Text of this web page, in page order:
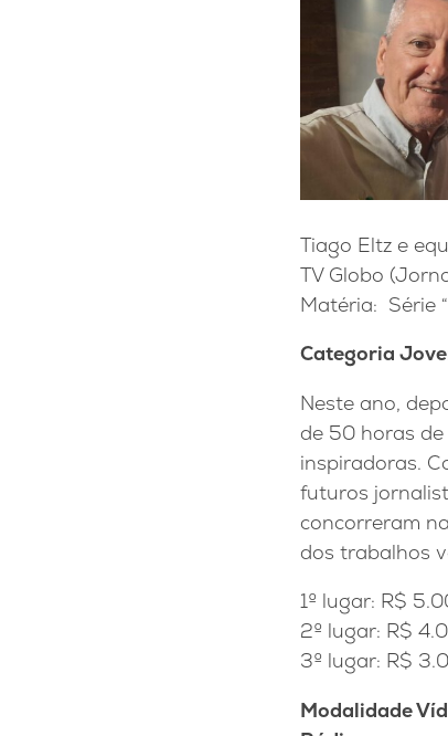
Tiago Eltz e
TV Globo
Matéria: Série
Categoria
Neste ano,
de 50 horas
inspiradoras.
futuros
concorreram
dos trabalhos
1º lugar: R$
2º lugar: R$
3º lugar: R$
Modalidade